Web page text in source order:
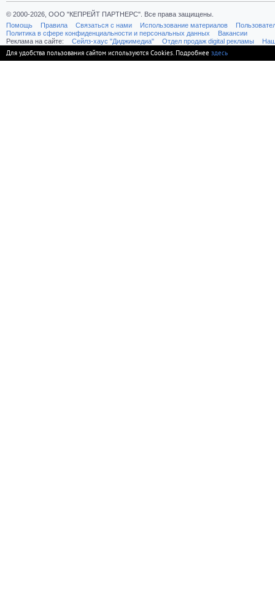
© 2000-2026, ООО "КЕПРЕЙТ ПАРТНЕРС". Все права защищены.
Помощь
Правила Связаться с нами Использование материалов
Политика в сфере конфиденциальности и персональных данных
Вакансии
Реклама на сайте:
Cейлз-хаус "Диджимедиа" Отдел продаж digital рекламы
Для удобства пользования сайтом используются Cookies. Подробнее здесь